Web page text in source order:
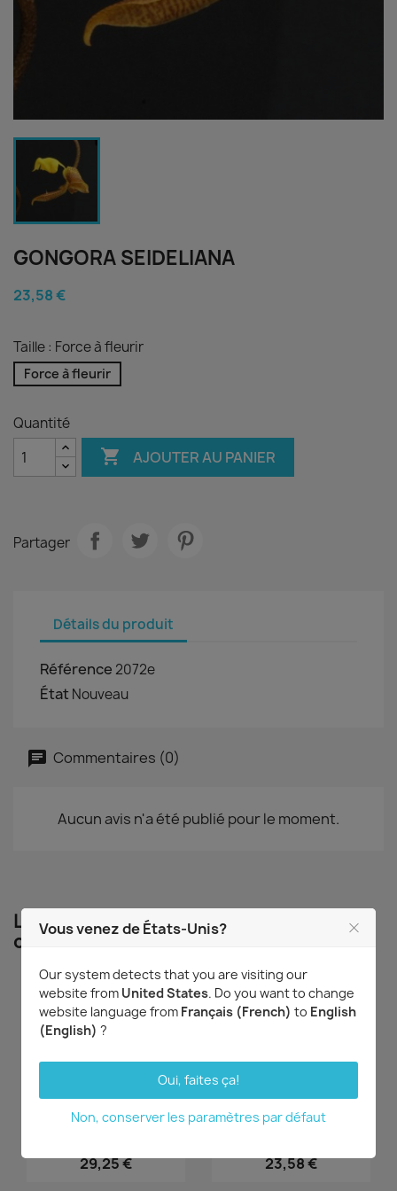
GONGORA SEIDELIANA
23,58 €
Taille : Force à fleurir
Force à fleurir
Quantité
 AJOUTER AU PANIER
Partager
Détails du produit
Référence 2072e
État Nouveau
Commentaires (0)
Aucun avis n'a été publié pour le moment.
Les clients qui ont acheté ce produit
ont également acheté...
29,25 € 23,58 €
Vous venez de États-Unis?
Our system detects that you are visiting our
website from United States. Do you want to change
website language from Français (French) to English
(English) ?
Oui, faites ça!
Non, conserver les paramètres par défaut